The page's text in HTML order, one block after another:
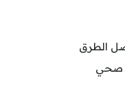
الطرق
صحي